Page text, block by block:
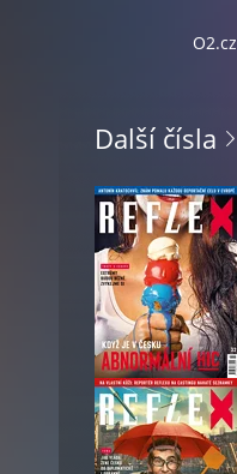
O2.cz
Další čísla